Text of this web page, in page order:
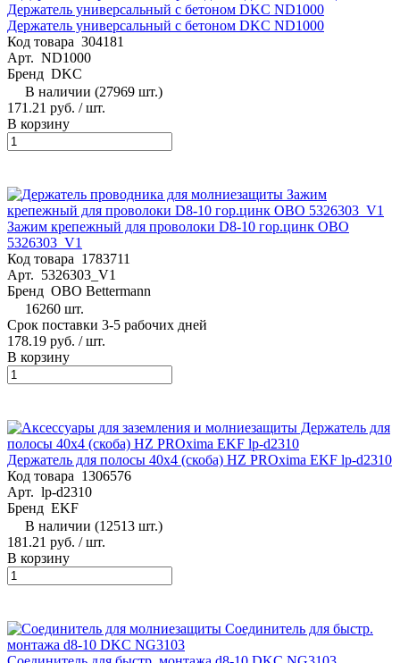
Держатель универсальный с бетоном DKC ND1000
Код товара 304181
Арт. ND1000
Бренд DKC
В наличии (27969 шт.)
171.21 руб. / шт.
В корзину
Зажим крепежный для проволоки D8-10 гор.цинк OBO
5326303_V1
Код товара 1783711
Арт. 5326303_V1
Бренд OBO Bettermann
16260 шт.
Срок поставки 3-5 рабочих дней
178.19 руб. / шт.
В корзину
Держатель для полосы 40х4 (скоба) HZ PROxima EKF lp-d2310
Код товара 1306576
Арт. lp-d2310
Бренд EKF
В наличии (12513 шт.)
181.21 руб. / шт.
В корзину